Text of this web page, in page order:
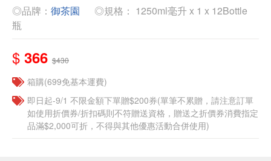
◎品牌： 御茶園
◎規格： 1250ml毫升 x 1 x 12Bottle
瓶
$ 366 $430
箱購(699免基本運費)
即日起-9/1 不限金額下單贈$200券(單筆不累贈，請注意訂單
如使用折價券/折扣碼則不符贈送資格，贈送之折價券消費指定
品滿$2,000可折，不得與其他優惠活動合併使用)